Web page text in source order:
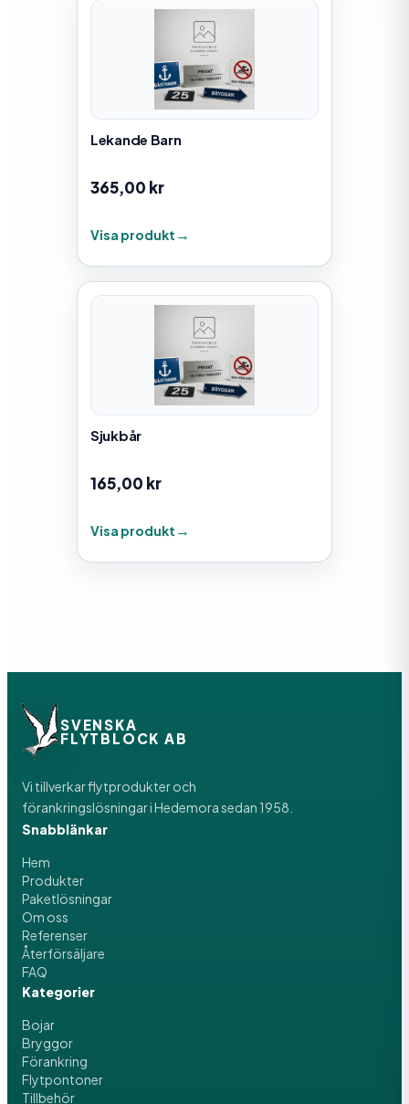
Lekande Barn
365,00 kr
Visa produkt
Sjukbår
165,00 kr
Visa produkt
SVENSKA
FLYTBLOCK AB
Vi tillverkar flytprodukter och
förankringslösningar i Hedemora sedan 1958.
Snabblänkar
Hem
Produkter
Paketlösningar
Om oss
Referenser
Återförsäljare
FAQ
Kategorier
Bojar
Bryggor
Förankring
Flytpontoner
Tillbehör